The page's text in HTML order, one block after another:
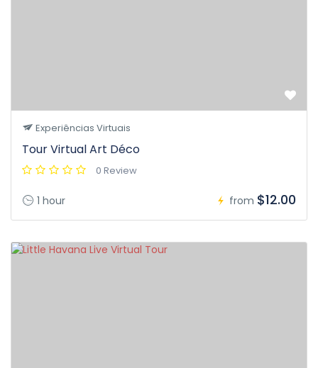
Experiências Virtuais
Tour Virtual Art Déco
0 Review
1 hour from $12.00